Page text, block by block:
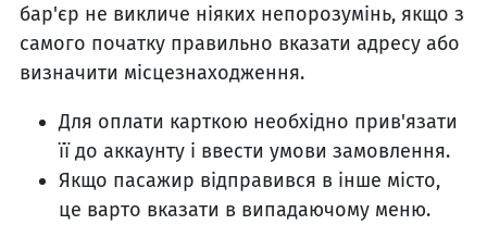
бар'єр не викличе ніяких непорозумінь, якщо з
самого початку правильно вказати адресу або
визначити місцезнаходження.
Для оплати карткою необхідно прив'язати
її до аккаунту і ввести умови замовлення.
Якщо пасажир відправився в інше місто,
це варто вказати в випадаючому меню.